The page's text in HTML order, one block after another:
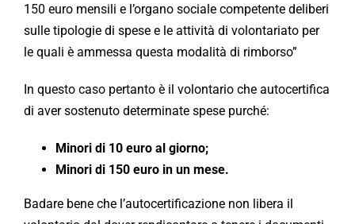
150 euro mensili e l’organo sociale competente deliberi
sulle tipologie di spese e le attività di volontariato per
le quali è ammessa questa modalità di rimborso”
In questo caso pertanto è il volontario che autocertifica
di aver sostenuto determinate spese purché:
Minori di 10 euro al giorno;
Minori di 150 euro in un mese.
Badare bene che l’autocertificazione non libera il